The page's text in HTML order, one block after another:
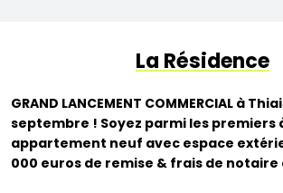
La Résidence
GRAND LANCEMENT COMMERCIAL à
septembre ! Soyez parmi les premiers
appartement neuf avec espace
000 euros de remise & frais de